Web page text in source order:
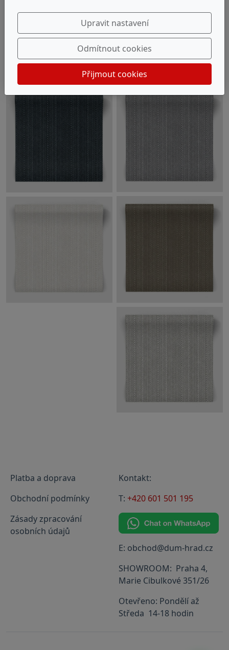
Platba a doprava
Obchodní podmínky
Zásady zpracování
osobních údajů
Kontakt:
T: +420 601 501 195
E: obchod@dum-hrad.cz
SHOWROOM: Praha 4,
Marie Cibulkové 351/26
Otevřeno: Pondělí až
Středa 14-18 hodin
Upravit nastavení
Odmítnout cookies
Přijmout cookies